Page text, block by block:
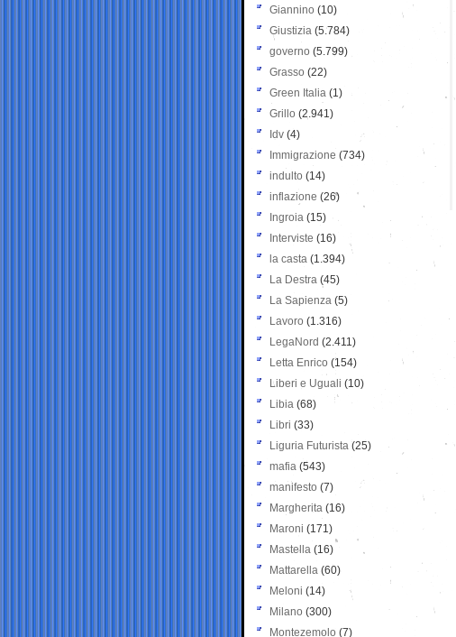
Giannino (10)
Giustizia (5.784)
governo (5.799)
Grasso (22)
Green Italia (1)
Grillo (2.941)
Idv (4)
Immigrazione (734)
indulto (14)
inflazione (26)
Ingroia (15)
Interviste (16)
la casta (1.394)
La Destra (45)
La Sapienza (5)
Lavoro (1.316)
LegaNord (2.411)
Letta Enrico (154)
Liberi e Uguali (10)
Libia (68)
Libri (33)
Liguria Futurista (25)
mafia (543)
manifesto (7)
Margherita (16)
Maroni (171)
Mastella (16)
Mattarella (60)
Meloni (14)
Milano (300)
Montezemolo (7)